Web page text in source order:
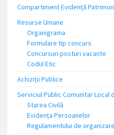
Compartiment Evidență
Resurse Umane
Organigrama
Formulare tip concurs
Concursuri posturi vacante
Codul Etic
Achiziții Publice
Serviciul Public Comunitar Local
Starea Civilă
Evidența Persoanelor
Regulamentului de